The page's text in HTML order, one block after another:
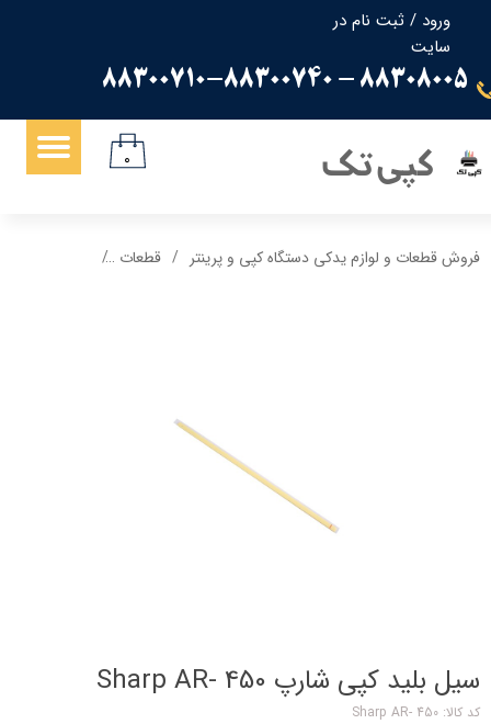
ورود / ثبت نام در
سایت
حساب کاربری من
تغییر گذر واژه
سفارشات
88308005 - 88300710-88300740
کپی تک ۰
فروش قطعات و لوازم یدکی دستگاه کپی و پرینتر قطعات
سیل بلید کپی شارپ Sharp AR- 450
کد کالا: Sharp AR- 450